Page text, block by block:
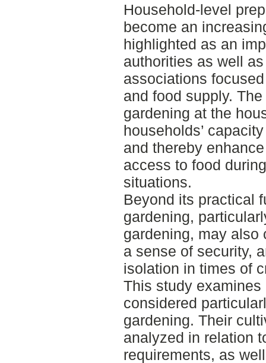
Household-level
become an
highlighted as an
authorities as well
associations
and food supply.
gardening at the
households’
and thereby
access to food
situations.
Beyond its practical
gardening,
gardening, may also
a sense of security,
isolation in times of
This study
considered
gardening. Their
analyzed in relation
requirements, as